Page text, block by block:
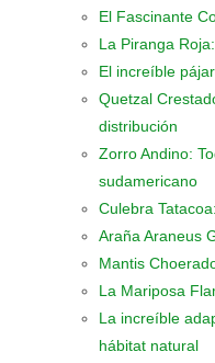
El Fascinante
La Piranga
El increíble
Quetzal
distribución
Zorro Andino:
sudamericano
Culebra
Araña Araneus
Mantis
La Mariposa
La increíble
hábitat natural